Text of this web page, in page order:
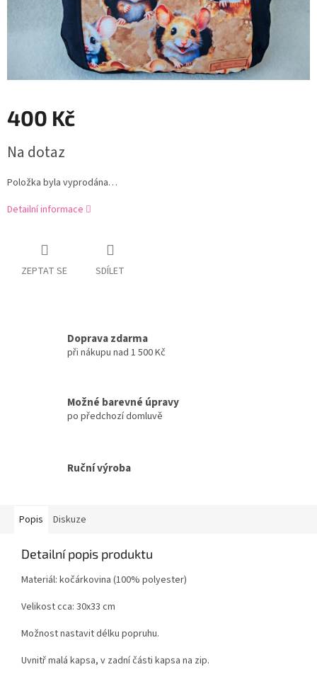
400 Kč
cena:
Na dotaz
Položka byla vyprodána…
Detailní informace
ZEPTAT SE SDÍLET
Doprava zdarma
při nákupu nad 1 500 Kč
Možné barevné úpravy
po předchozí domluvě
Ruční výroba
Popis Diskuze
Detailní popis produktu
Materiál: kočárkovina (100% polyester)
Velikost cca: 30x33 cm
Možnost nastavit délku popruhu.
Uvnitř malá kapsa, v zadní části kapsa na zip.